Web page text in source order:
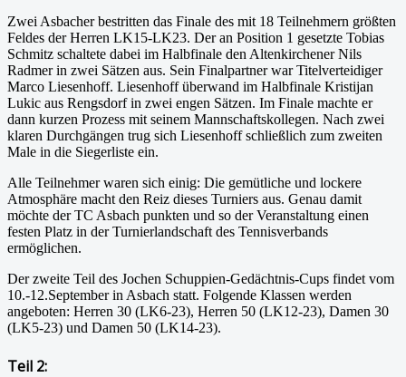
Zwei Asbacher bestritten das Finale des mit 18 Teilnehmern größten
Feldes der Herren LK15-LK23. Der an Position 1 gesetzte Tobias
Schmitz schaltete dabei im Halbfinale den Altenkirchener Nils
Radmer in zwei Sätzen aus. Sein Finalpartner war Titelverteidiger
Marco Liesenhoff. Liesenhoff überwand im Halbfinale Kristijan
Lukic aus Rengsdorf in zwei engen Sätzen. Im Finale machte er
dann kurzen Prozess mit seinem Mannschaftskollegen. Nach zwei
klaren Durchgängen trug sich Liesenhoff schließlich zum zweiten
Male in die Siegerliste ein.
Alle Teilnehmer waren sich einig: Die gemütliche und lockere
Atmosphäre macht den Reiz dieses Turniers aus. Genau damit
möchte der TC Asbach punkten und so der Veranstaltung einen
festen Platz in der Turnierlandschaft des Tennisverbands
ermöglichen.
Der zweite Teil des Jochen Schuppien-Gedächtnis-Cups findet vom
10.-12.September in Asbach statt. Folgende Klassen werden
angeboten: Herren 30 (LK6-23), Herren 50 (LK12-23), Damen 30
(LK5-23) und Damen 50 (LK14-23).
Teil 2: